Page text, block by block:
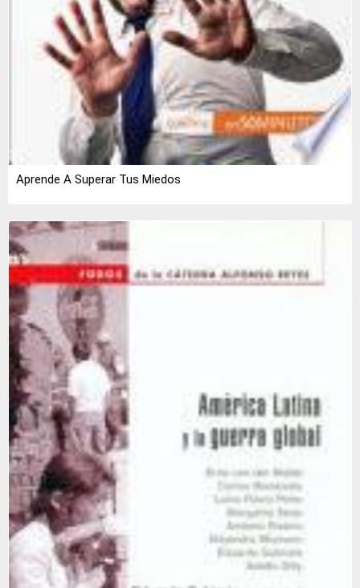
Aprende A Superar Tus Miedos